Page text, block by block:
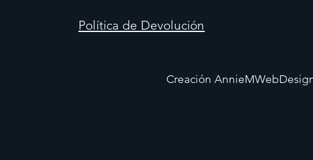
Política de Devolución
Creación